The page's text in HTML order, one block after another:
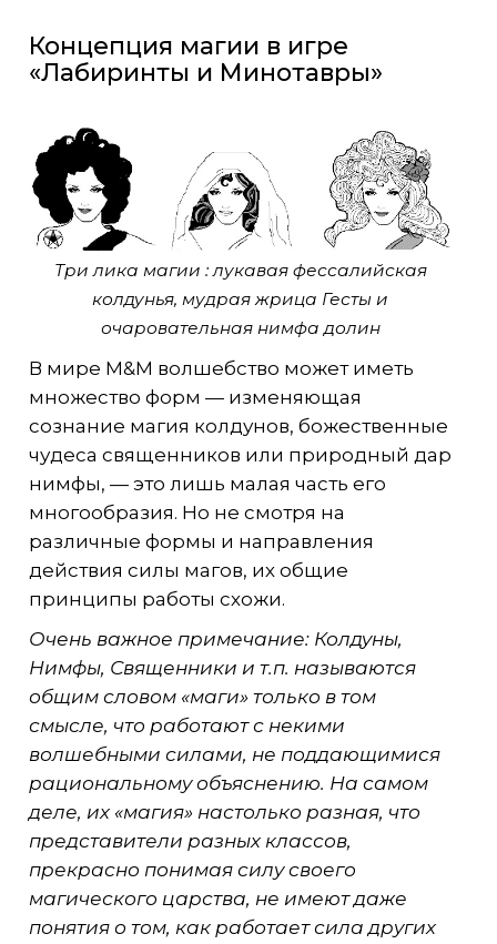
Концепция магии в игре
«Лабиринты и Минотавры»
Три лика магии : лукавая фессалийская
колдунья, мудрая жрица Гесты и
очаровательная нимфа долин
В мире M&M волшебство может иметь
множество форм — изменяющая
сознание магия колдунов, божественные
чудеса священников или природный дар
нимфы, — это лишь малая часть его
многообразия. Но не смотря на
различные формы и направления
действия силы магов, их общие
принципы работы схожи.
Очень важное примечание: Колдуны,
Нимфы, Священники и т.п. называются
общим словом «маги» только в том
смысле, что работают с некими
волшебными силами, не поддающимися
рациональному объяснению. На самом
деле, их «магия» настолько разная, что
представители разных классов,
прекрасно понимая силу своего
магического царства, не имеют даже
понятия о том, как работает сила других